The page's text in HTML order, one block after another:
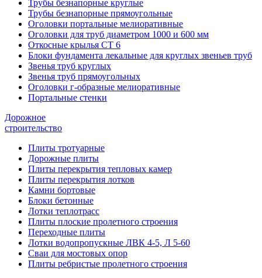
Трубы безнапорные круглые
Трубы безнапорные прямоугольные
Оголовки портальные мелиоративные
Оголовки для труб диаметром 1000 и 600 мм
Откосные крылья СТ 6
Блоки фундамента лекальные для круглых звеньев труб
Звенья труб круглых
Звенья труб прямоугольных
Оголовки г-образные мелиоративные
Портальные стенки
Дорожное
строительство
Плиты тротуарные
Дорожные плиты
Плиты перекрытия тепловых камер
Плиты перекрытия лотков
Камни бортовые
Блоки бетонные
Лотки теплотрасс
Плиты плоские пролетного строения
Переходные плиты
Лотки водопропускные ЛВК 4-5, Л 5-60
Сваи для мостовых опор
Плиты ребристые пролетного строения